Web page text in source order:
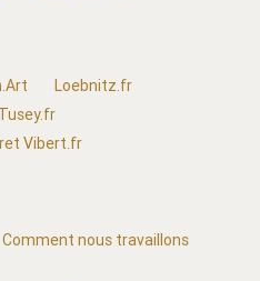
Loebnitz.fr
Tusey.fr
Vibert.fr
Comment nous travaillons